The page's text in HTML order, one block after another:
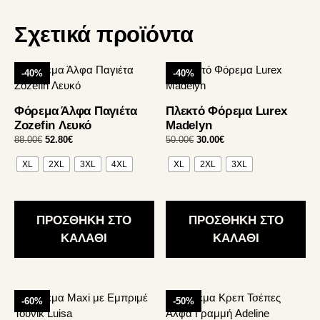
Σχετικά προϊόντα
-40%
Φόρεμα Άλφα Παγιέτα
Zozefin Λευκό
88.00€ Original
was:
52.80€Η
τιμή
XL 2XL 3XL 4XL
ΠΡΟΣΘΗΚΗ ΣΤΟ
ΚΑΛΑΘΙ
Αυτό
το
έχει
πολλαπλές
Οι
επιλεγούν
σελίδα
προϊόντος
-40%
Πλεκτό Φόρεμα Lurex
Madelyn
50.00€ Original
was:
30.00€Η
τιμή
XL 2XL 3XL
ΠΡΟΣΘΗΚΗ ΣΤΟ
ΚΑΛΑΘΙ
Αυτό
το
έχει
πολλαπλές
Οι
επιλεγούν
σελίδα
προϊόντος
-60%
Αυτό
το
-50%
Αυτό
το